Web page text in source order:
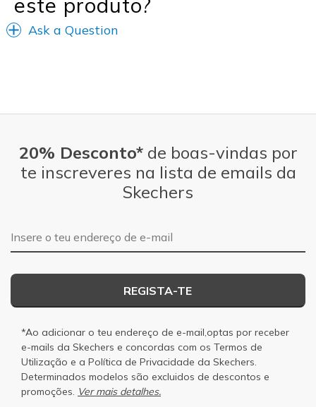
Ask a Question
20% Desconto*de boas-vindas por
te inscreveres na lista de emails da
Skechers
Endereço de e-mail
REGISTA-TE
*Ao adicionar o teu endereço de e-mail,optas por receber
e-mails da Skechers e concordas com os Termos de
Utilização e a Política de Privacidade da Skechers.
Determinados modelos são excluidos de descontos e
promoções. Ver mais detalhes.